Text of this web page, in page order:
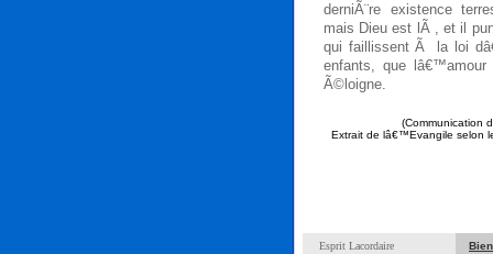
derniÃ¨re existence
mais Dieu est lÃ , et il
qui faillissent Ã la loi
enfants, que
Ã©loigne.
(Communication
Extrait de lâ€™Evangile selon
Esprit Lacordaire